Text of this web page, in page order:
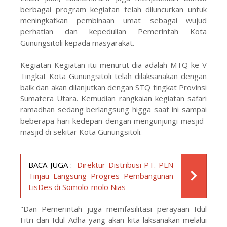
berbagai program kegiatan telah diluncurkan untuk
meningkatkan pembinaan umat sebagai wujud
perhatian dan kepedulian Pemerintah Kota
Gunungsitoli kepada masyarakat.
Kegiatan-Kegiatan itu menurut dia adalah MTQ ke-V
Tingkat Kota Gunungsitoli telah dilaksanakan dengan
baik dan akan dilanjutkan dengan STQ tingkat Provinsi
Sumatera Utara. Kemudian rangkaian kegiatan safari
ramadhan sedang berlangsung higga saat ini sampai
beberapa hari kedepan dengan mengunjungi masjid-
masjid di sekitar Kota Gunungsitoli.
BACA JUGA : Direktur Distribusi PT. PLN
Tinjau Langsung Progres Pembangunan
LisDes di Somolo-molo Nias
"Dan Pemerintah juga memfasilitasi perayaan Idul
Fitri dan Idul Adha yang akan kita laksanakan melalui